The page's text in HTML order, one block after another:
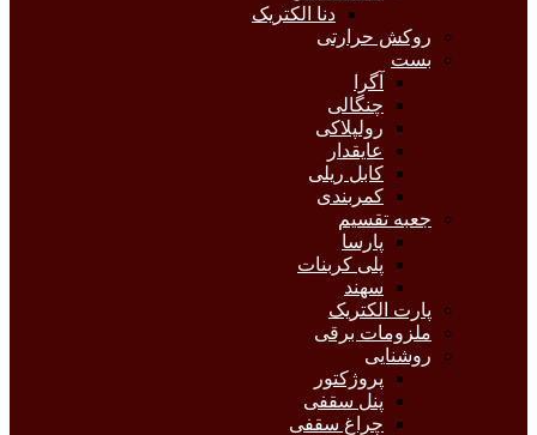
دنا الکتریک
روکش حرارتی
بست
آگرا
چنگالی
رولپلاکی
عایقدار
کابل ریلی
کمربندی
جعبه تقسیم
پارسا
پلی کربنات
سهند
پارت الکتریک
ملزومات برقی
روشنایی
پروژکتور
پنل سقفی
چراغ سقفی